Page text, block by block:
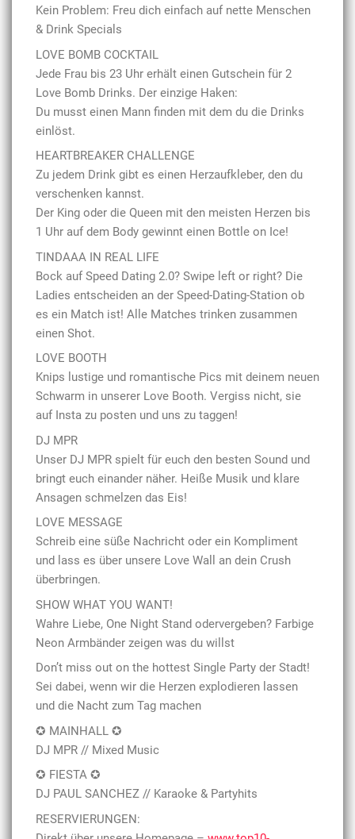
Kein Problem: Freu dich einfach auf nette Menschen
& Drink Specials
LOVE BOMB COCKTAIL
Jede Frau bis 23 Uhr erhält einen Gutschein für 2
Love Bomb Drinks. Der einzige Haken:
Du musst einen Mann finden mit dem du die Drinks
einlöst.
HEARTBREAKER CHALLENGE
Zu jedem Drink gibt es einen Herzaufkleber, den du
verschenken kannst.
Der King oder die Queen mit den meisten Herzen bis
1 Uhr auf dem Body gewinnt einen Bottle on Ice!
TINDAAA IN REAL LIFE
Bock auf Speed Dating 2.0? Swipe left or right? Die
Ladies entscheiden an der Speed-Dating-Station ob
es ein Match ist! Alle Matches trinken zusammen
einen Shot.
LOVE BOOTH
Knips lustige und romantische Pics mit deinem neuen
Schwarm in unserer Love Booth. Vergiss nicht, sie
auf Insta zu posten und uns zu taggen!
DJ MPR
Unser DJ MPR spielt für euch den besten Sound und
bringt euch einander näher. Heiße Musik und klare
Ansagen schmelzen das Eis!
LOVE MESSAGE
Schreib eine süße Nachricht oder ein Kompliment
und lass es über unsere Love Wall an dein Crush
überbringen.
SHOW WHAT YOU WANT!
Wahre Liebe, One Night Stand odervergeben? Farbige
Neon Armbänder zeigen was du willst
Don’t miss out on the hottest Single Party der Stadt!
Sei dabei, wenn wir die Herzen explodieren lassen
und die Nacht zum Tag machen
✪ MAINHALL ✪
DJ MPR // Mixed Music
✪ FIESTA ✪
DJ PAUL SANCHEZ // Karaoke & Partyhits
RESERVIERUNGEN: